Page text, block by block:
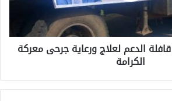
الدعم لعلاج ورعاية جرحى معركة
الكرامة